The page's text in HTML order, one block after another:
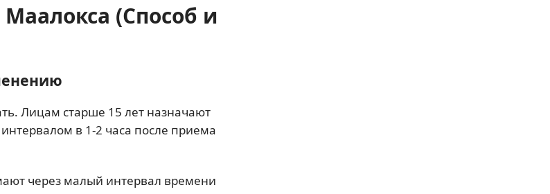
(Способ и
Лицам старше 15 лет назначают
в 1-2 часа после приема
через малый интервал времени